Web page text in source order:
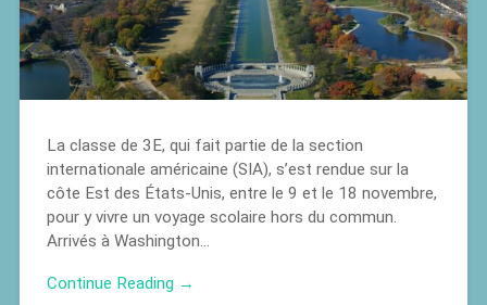
La classe de 3E, qui fait partie de la section
internationale américaine (SIA), s’est rendue sur la
côte Est des États-Unis, entre le 9 et le 18 novembre,
pour y vivre un voyage scolaire hors du commun.
Arrivés à Washington…
Continue Reading →